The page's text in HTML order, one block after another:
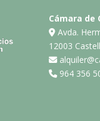
Cámara de
Avda.
12003
964 356